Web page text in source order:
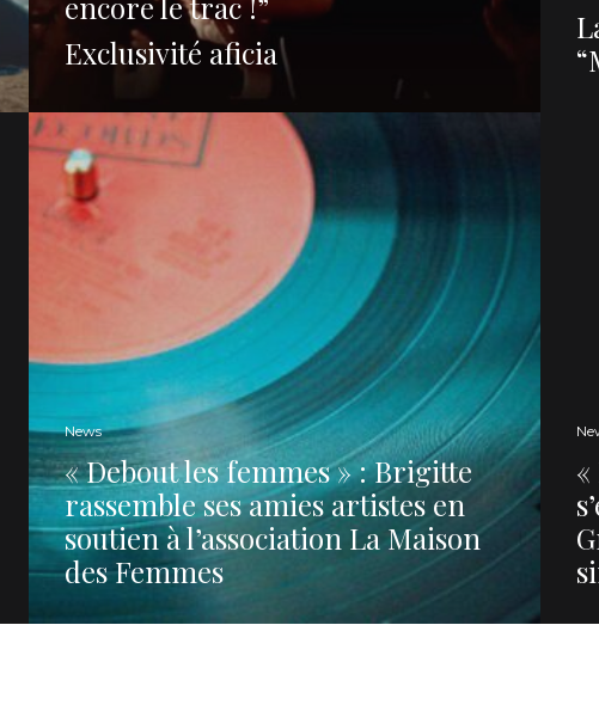
Exclusivité aficia
News
« Debout les femmes » : Brigitte
rassemble ses amies artistes en
soutien à l’association La Maison
des Femmes